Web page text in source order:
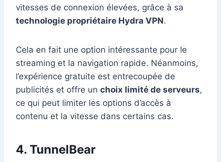
vitesses de connexion élevées, grâce à sa
technologie propriétaire Hydra VPN.
Cela en fait une option intéressante pour le
streaming et la navigation rapide. Néanmoins,
l’expérience gratuite est entrecoupée de
publicités et offre un choix limité de serveurs,
ce qui peut limiter les options d’accès à
contenu et la vitesse dans certains cas.
4. TunnelBear